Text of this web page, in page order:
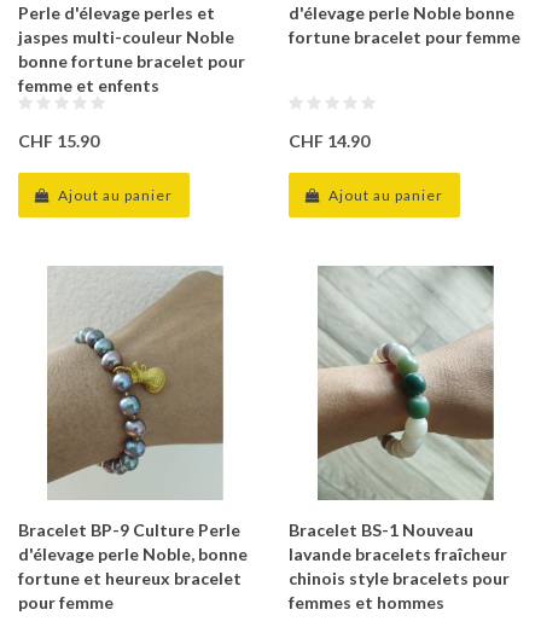
Perle d'élevage perles et
jaspes multi-couleur Noble
bonne fortune bracelet pour
femme et enfents
CHF 15.90
Ajout au panier
d'élevage perle Noble bonne
fortune bracelet pour femme
CHF 14.90
Ajout au panier
Bracelet BP-9 Culture Perle
d'élevage perle Noble, bonne
fortune et heureux bracelet
pour femme
Bracelet BS-1 Nouveau
lavande bracelets fraîcheur
chinois style bracelets pour
femmes et hommes